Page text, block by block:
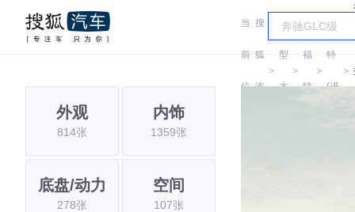
当
前
位
搜
狐
汽
＞
车
型
大
＞
福
特
＞
福
特
(进
＞
外观
814张
内饰
1359张
底盘/动力
278张
空间
107张